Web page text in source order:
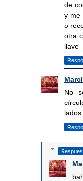
de
y me
o
otra
llave
Marci
No
lados.